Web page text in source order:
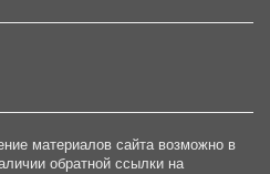
материалов сайта возможно в
обратной ссылки на